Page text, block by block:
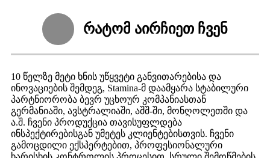
რატომ აირჩიეთ ჩვენ
10 წელზე მეტი ხნის უწყვეტი განვითარებისა და
ინოვაციების შემდეგ, Stamina-მ დაამყარა სტაბილური
პარტნიორობა ბევრ უცხოურ კომპანიასთან
გერმანიაში, ავსტრალიაში, აშშ-ში, მონღოლეთში და
ა.შ. ჩვენი პროდუქცია თავისუფლდება
ინსპექტირებისგან უმეტეს კლიენტებისთვის. ჩვენი
გამოცდილი ექსპერტებით, პროფესიონალური